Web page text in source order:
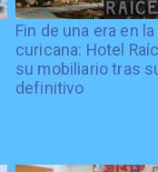
Fin de una era en
curicana: Hotel
su mobiliario tras
definitivo